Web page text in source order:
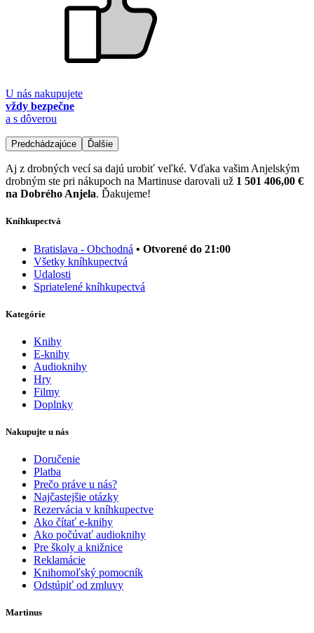
U nás nakupujete
vždy bezpečne
a s dôverou
Predchádzajúce Ďalšie
Aj z drobných vecí sa dajú urobiť veľké. Vďaka vašim Anjelským
drobným ste pri nákupoch na Martinuse darovali už 1 501 406,00 €
na Dobrého Anjela. Ďakujeme!
Kníhkupectvá
Bratislava - Obchodná • Otvorené do 21:00
Všetky kníhkupectvá
Udalosti
Spriatelené kníhkupectvá
Kategórie
Knihy
E-knihy
Audioknihy
Hry
Filmy
Doplnky
Nakupujte u nás
Doručenie
Platba
Prečo práve u nás?
Najčastejšie otázky
Rezervácia v kníhkupectve
Ako čítať e-knihy
Ako počúvať audioknihy
Pre školy a knižnice
Reklamácie
Knihomoľský pomocník
Odstúpiť od zmluvy
Martinus